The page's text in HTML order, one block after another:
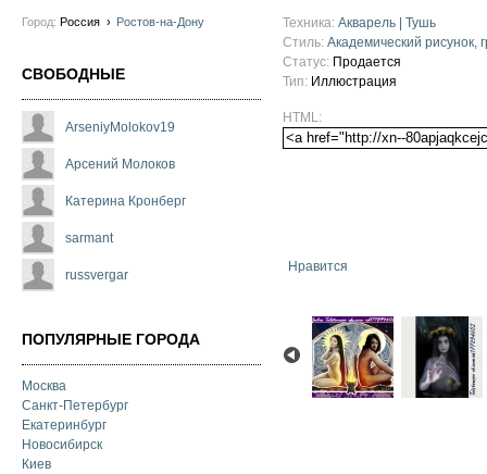
Город: Россия › Ростов-на-Дону
СВОБОДНЫЕ
ArseniyMolokov19
Арсений Молоков
Катерина Кронберг
sarmant
russvergar
ПОПУЛЯРНЫЕ ГОРОДА
Москва
Санкт-Петербург
Екатеринбург
Новосибирск
Киев
Техника: Акварель | Тушь
Стиль: Академический рисунок,
Статус: Продается
Тип: Иллюстрация
HTML:
Нравится